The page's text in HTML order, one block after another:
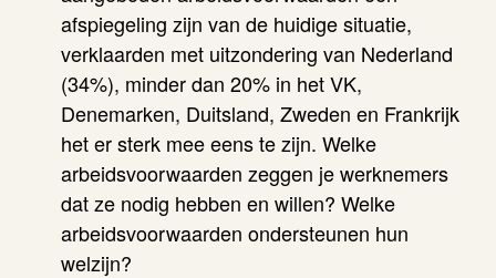
afspiegeling zijn van de huidige situatie,
verklaarden met uitzondering van Nederland
(34%), minder dan 20% in het VK,
Denemarken, Duitsland, Zweden en Frankrijk
het er sterk mee eens te zijn. Welke
arbeidsvoorwaarden zeggen je werknemers
dat ze nodig hebben en willen? Welke
arbeidsvoorwaarden ondersteunen hun
welzijn?